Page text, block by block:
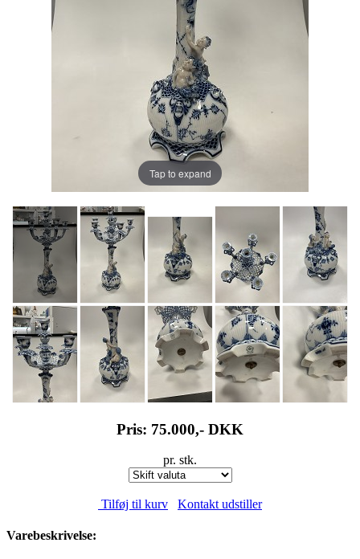
Tap to expand
Pris: 75.000,- DKK
pr. stk.
Tilføj til kurv Kontakt udstiller
Varebeskrivelse: